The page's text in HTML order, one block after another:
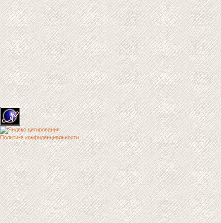
Политика конфиденциальности